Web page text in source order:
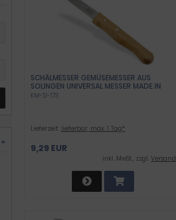
SCHÄLMESSER GEMÜSEMESSER AUS
SOLINGEN UNIVERSAL MESSER MADE IN
GERMANY ALLZWECKMESSER MIT
KM-SI-173
Lieferzeit: lieferbar, max. 1 Tag*
9,29 EUR
inkl .MwSt., zzgl. Versand
»